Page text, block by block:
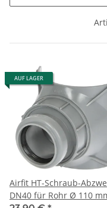
AUF LAGER
Airfit HT-Schraub-
DN40 für Rohr Ø 110